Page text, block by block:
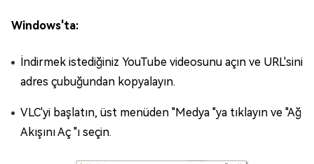
Windows'ta:
İndirmek istediğiniz YouTube videosunu açın ve URL'sini
adres çubuğundan kopyalayın.
VLC'yi başlatın, üst menüden "Medya "ya tıklayın ve "Ağ
Akışını Aç "ı seçin.